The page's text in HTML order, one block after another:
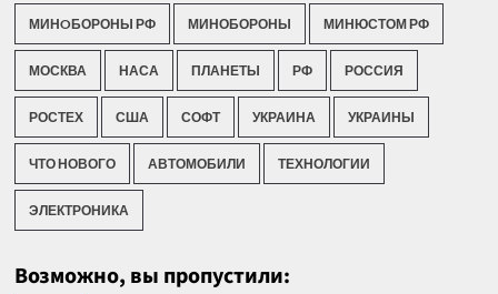
МИНOБОРОНЫ РФ МИНОБОРОНЫ МИНЮСТОМ РФ
МОСКВА НАСА ПЛАНЕТЫ РФ РОССИЯ
РОСТЕХ США СОФТ УКРАИНА УКРАИНЫ
ЧТО НОВОГО АВТОМОБИЛИ ТЕХНОЛОГИИ
ЭЛЕКТРОНИКА
Возможно, вы пропустили: